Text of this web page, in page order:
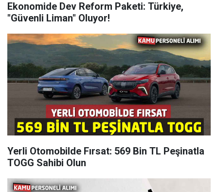
Ekonomide Dev Reform Paketi: Türkiye,
"Güvenli Liman" Oluyor!
Yerli Otomobilde Fırsat: 569 Bin TL Peşinatla
TOGG Sahibi Olun